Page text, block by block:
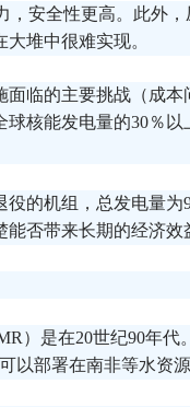
，安全性更高。此外
堆中很难实现。
临的主要挑战（成
核能发电量的30％
的机组，总发电量为
能否带来长期的经济效
）是在20世纪90年代
以部署在南非等水资